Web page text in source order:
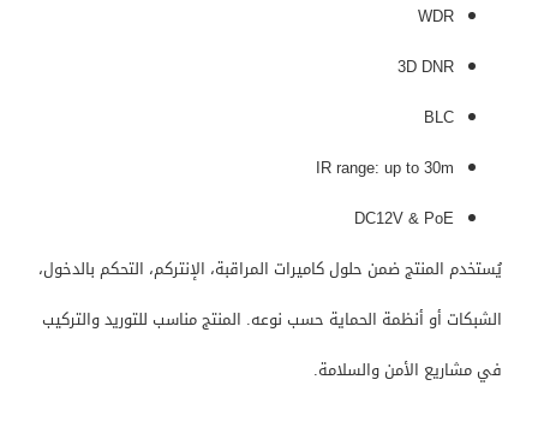
WDR
3D DNR
BLC
IR range: up to 30m
DC12V & PoE
يُستخدم المنتج ضمن حلول كاميرات المراقبة، الإنتركم، التحكم بالدخول،
الشبكات أو أنظمة الحماية حسب نوعه. المنتج مناسب للتوريد والتركيب
في مشاريع الأمن والسلامة.